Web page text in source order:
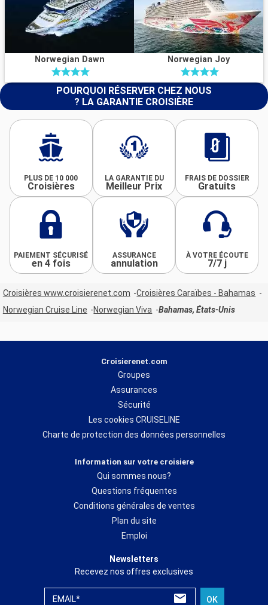
Norwegian Dawn Norwegian Joy
POURQUOI RÉSERVER CHEZ NOUS
? LA GARANTIE CROISIÈRE
PLUS DE 10 000
Croisières
LA GARANTIE DU
Meilleur Prix
FRAIS DE DOSSIER
Gratuits
PAIEMENT SÉCURISÉ
en 4 fois
ASSURANCE
annulation
À VOTRE ÉCOUTE
7/7 j
Croisières www.croisierenet.com
Croisières Caraïbes - Bahamas
Norwegian Cruise Line
Norwegian Viva Bahamas, États-Unis
Croisierenet.com
Groupes
Assurances
Sécurité
Les cookies CRUISELINE
Charte de protection des données personnelles
Information sur votre croisiere
Qui sommes nous?
Questions fréquentes
Conditions générales de ventes
Plan du site
Emploi
Newsletters
Recevez nos offres exclusives
EMAIL* OK